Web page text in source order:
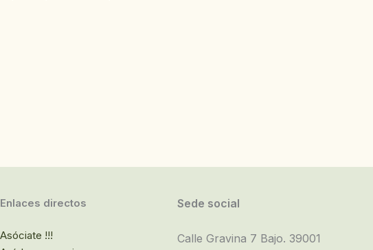
Enlaces directos
Asóciate !!!
Sede social
Calle Gravina 7 Bajo. 39001